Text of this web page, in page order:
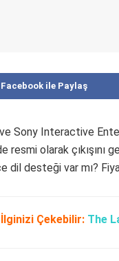
Facebook ile Paylaş
ve Sony Interactive
resmi olarak
dil desteği var mı?
İlginizi Çekebilir: The